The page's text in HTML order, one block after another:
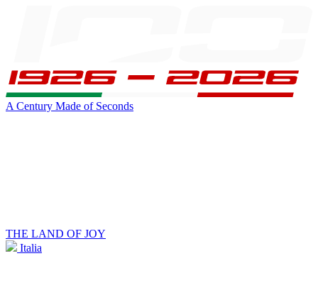
A Century Made of Seconds
THE LAND OF JOY
Italia